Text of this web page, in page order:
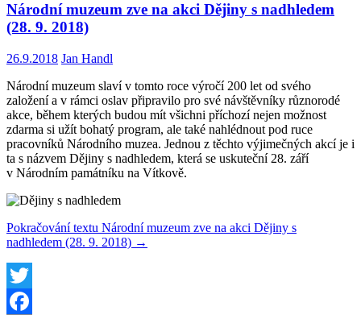
Národní muzeum zve na akci Dějiny s nadhledem
(28. 9. 2018)
26.9.2018 Jan Handl
Národní muzeum slaví v tomto roce výročí 200 let od svého
založení a v rámci oslav připravilo pro své návštěvníky různorodé
akce, během kterých budou mít všichni příchozí nejen možnost
zdarma si užít bohatý program, ale také nahlédnout pod ruce
pracovníků Národního muzea. Jednou z těchto výjimečných akcí je i
ta s názvem Dějiny s nadhledem, která se uskuteční 28. září
v Národním památníku na Vítkově.
Pokračování textu Národní muzeum zve na akci Dějiny s
nadhledem (28. 9. 2018) →
Twitter